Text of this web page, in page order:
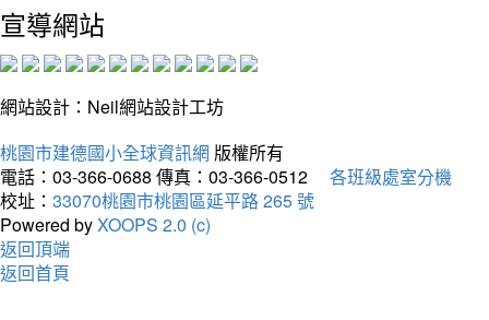
宣導網站
網站設計：Neil網站設計工坊
桃園市建德國小全球資訊網 版權所有
電話：03-366-0688 傳真：03-366-0512
各班級處室分機
校址： 33070桃園市桃園區延平路 265 號
Powered byXOOPS 2.0 (c)
返回頂端
返回首頁